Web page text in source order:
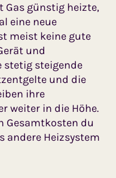
Gas günstig heizte,
eine neue
meist keine gute
und
stetig steigende
und die
ihre
weiter in die Höhe.
Ge­samt­­kosten du
andere Heizsystem